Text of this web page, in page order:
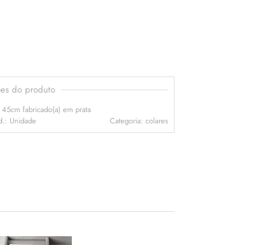
do produto
fabricado(a) em prata
Unidade Categoria: colares